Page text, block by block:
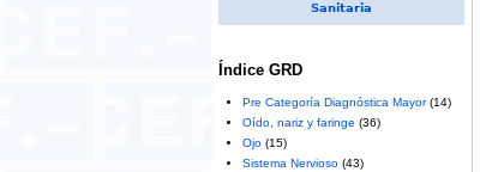
Sanitaria
Índice GRD
Pre Categoría Diagnóstica Mayor(14)
Oído, nariz y faringe (36)
Ojo (15)
Sistema Nervioso (43)